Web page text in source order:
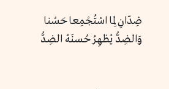
ضِدّانِ لِما اسْتُجْمِعا حَسُنا
وَالضِدُّ يُظهِرُ حُسنَهُ الضِدُّ